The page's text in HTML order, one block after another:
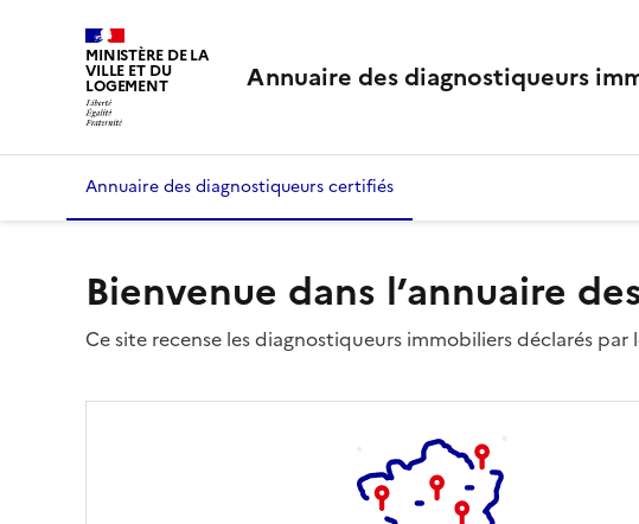
MINISTÈRE DE LA
VILLE ET DU
LOGEMENT Annuaire des diagnostiqueurs
Annuaire des diagnostiqueurs certifiés
Bienvenue dans l’annuaire
Ce site recense les diagnostiqueurs immobiliers déclarés par